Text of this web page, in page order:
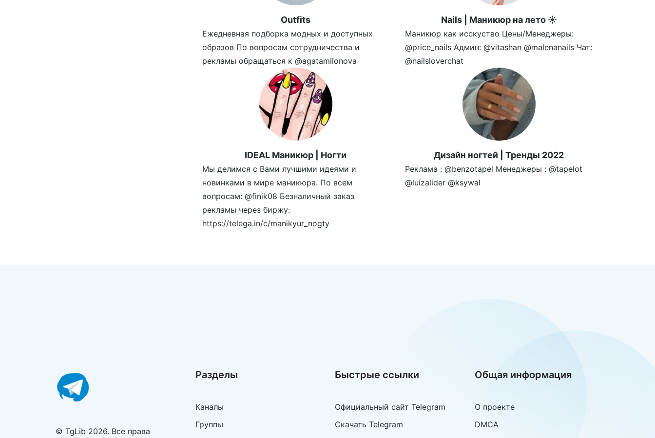
Outfits
Ежедневная подборка модных и доступных
образов По вопросам сотрудничества и
рекламы обращаться к @agatamilonova
Nails | Маникюр на лето ☀️
Маникюр как исскуство Цены/Менеджеры:
@price_nails Админ: @vitashan @malenanails Чат:
@nailsloverchat
IDEAL Маникюр | Ногти
Мы делимся с Вами лучшими идеями и
новинками в мире маникюра. По всем
вопросам: @finik08 Безналичный заказ
рекламы через биржу:
https://telega.in/c/manikyur_nogty
Дизайн ногтей | Тренды 2022
Реклама : @benzotapel Менеджеры : @tapelot
@luizalider @ksywal
© TgLib 2026. Все права
Разделы
Каналы
Группы
Быстрые ссылки
Официальный сайт Telegram
Скачать Telegram
Общая информация
О проекте
DMCA